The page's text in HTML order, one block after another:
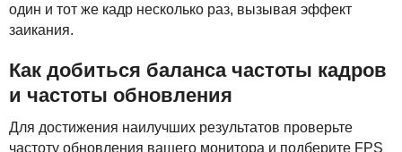
один и тот же кадр несколько раз, вызывая эффект
заикания.
Как добиться баланса частоты кадров
и частоты обновления
Для достижения наилучших результатов проверьте
частоту обновления вашего монитора и подберите FPS